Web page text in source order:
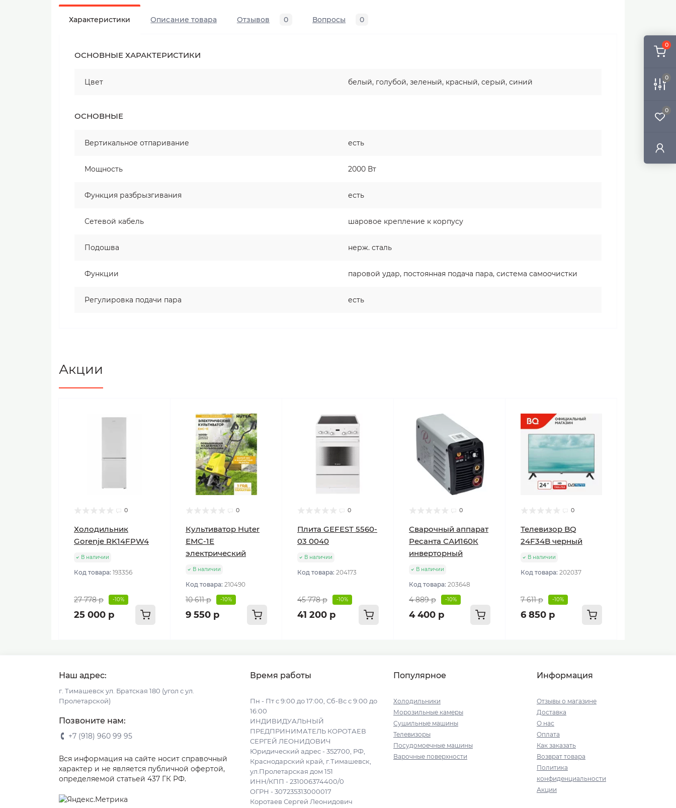
0
0
0
Характеристики Описание товара Отзывов 0 Вопросы 0
ОСНОВНЫЕ ХАРАКТЕРИСТИКИ
Цвет белый, голубой, зеленый, красный, серый, синий
ОСНОВНЫЕ
Вертикальное отпаривание есть
Мощность 2000 Вт
Функция разбрызгивания есть
Сетевой кабель шаровое крепление к корпусу
Подошва нерж. сталь
Функции паровой удар, постоянная подача пара, система самоочистки
Регулировка подачи пара есть
Акции
0
Холодильник
Gorenje RK14FPW4
В наличии
Код товара: 193356
27 778 р -10%
25 000 р
0
Культиватор Huter
ЕМС-1E
электрический
В наличии
Код товара: 210490
10 611 р -10%
9 550 р
0
Плита GEFEST 5560-
03 0040
В наличии
Код товара: 204173
45 778 р -10%
41 200 р
0
Сварочный аппарат
Ресанта САИ160К
инверторный
В наличии
Код товара: 203648
4 889 р -10%
4 400 р
0
Телевизор BQ
24F34B черный
В наличии
Код товара: 202037
7 611 р -10%
6 850 р
Наш адрес:
г. Тимашевск ул. Братская 180 (угол с ул.
Пролетарской)
Позвоните нам:
+7 (918) 960 99 95
Вся информация на сайте носит справочный
характер и не является публичной офертой,
определяемой статьей 437 ГК РФ.
Время работы
Пн - Пт с 9:00 до 17:00, Сб-Вс с 9:00 до
16:00
ИНДИВИДУАЛЬНЫЙ
ПРЕДПРИНИМАТЕЛЬ КОРОТАЕВ
СЕРГЕЙ ЛЕОНИДОВИЧ
Юридический адрес - 352700, РФ,
Краснодарский край, г.Тимашевск,
ул.Пролетарская дом 151
ИНН/КПП - 231006374400/0
ОГРН - 307235313000017
Коротаев Сергей Леонидович
Популярное
Холодильники
Морозильные камеры
Сушильные машины
Телевизоры
Посудомоечные машины
Варочные поверхности
Информация
Отзывы о магазине
Доставка
О нас
Оплата
Как заказать
Возврат товара
Политика
конфиденциальности
Акции